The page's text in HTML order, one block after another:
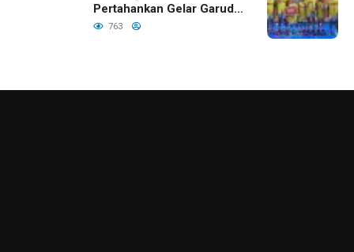
Pertahankan Gelar Garuda
Cup 2026
763